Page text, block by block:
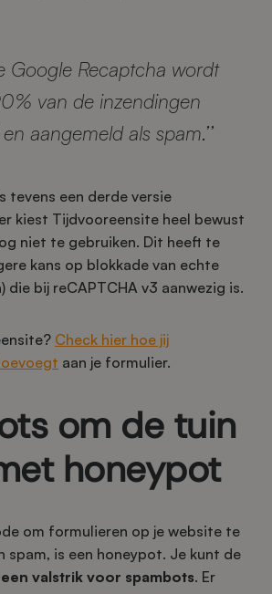
Google Recaptcha wordt
van de inzendingen
aangemeld als spam.’’
tevens een derde versie
kiest Tijdvooreensite heel bewust
niet te gebruiken. Dit heeft te
kans op blokkade van echte
die bij reCAPTCHA v3 aanwezig is.
Check hier hoe jij
aan je formulier.
om de tuin
honeypot
om formulieren op je website te
spam, is een honeypot. Je kunt de
een valstrik voor spambots. Er